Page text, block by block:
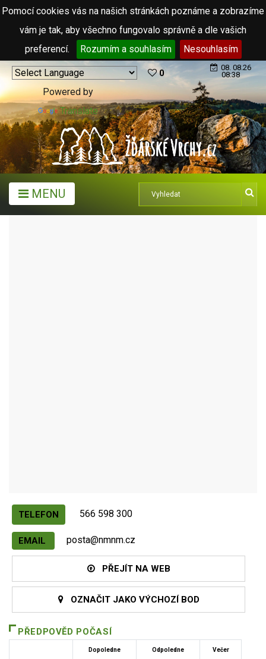
Pomocí cookies vás na našich stránkách poznáme a zobrazíme
vám je tak, aby všechno fungovalo správně a dle vašich
preferencí.
Rozumím a souhlasím Nesouhlasím
Powered by
Translate
0
08. 08.26
08:38
MENU
TELEFON 566 598 300
EMAIL posta@nmnm.cz
PŘEJÍT NA WEB
OZNAČIT JAKO VÝCHOZÍ BOD
PŘEDPOVĚD POČASÍ
Dopoledne Odpoledne Večer